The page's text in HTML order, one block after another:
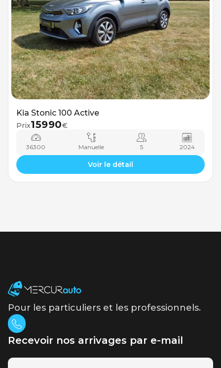
Kia Stonic 100 Active
Prix15990€
36300 Manuelle 5 2024
Voir le détail
Pour les particuliers et les professionnels.
Recevoir nos arrivages par e-mail